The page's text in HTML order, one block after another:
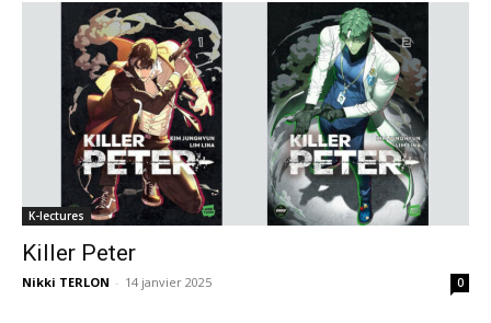
K-lectures
Killer Peter
Nikki TERLON - 14 janvier 2025 0